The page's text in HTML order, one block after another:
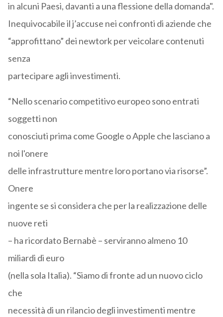
in alcuni Paesi, davanti a una flessione della domanda".
Inequivocabile il j’accuse nei confronti di aziende che
“approfittano” dei newtork per veicolare contenuti
senza
partecipare agli investimenti.
“Nello scenario competitivo europeo sono entrati
soggetti non
conosciuti prima come Google o Apple che lasciano a
noi l'onere
delle infrastrutture mentre loro portano via risorse”.
Onere
ingente se si considera che per la realizzazione delle
nuove reti
– ha ricordato Bernabè – serviranno almeno 10
miliardi di euro
(nella sola Italia). “Siamo di fronte ad un nuovo ciclo
che
necessità di un rilancio degli investimenti mentre